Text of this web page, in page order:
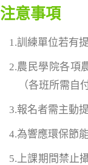
注意事項
1.訓練單位若有
2.農民學院各項
（各班所需自
3.報名者需主動
4.為響應環保節
5.上課期間禁止